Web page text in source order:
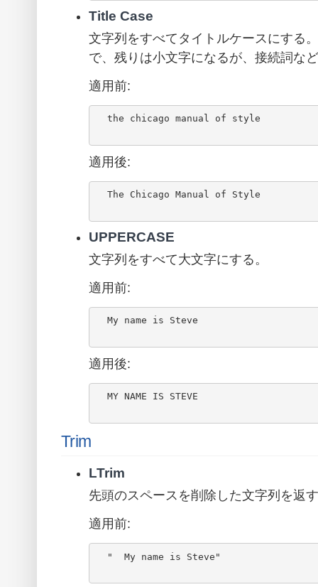
Title Case
文字列をすべてタイトルケースにする
で、残りは小文字になるが、接続詞な
適用前:
  the chicago manual of style
適用後:
  The Chicago Manual of Style
UPPERCASE
文字列をすべて大文字にする。
適用前:
  My name is Steve
適用後:
  MY NAME IS STEVE
Trim
LTrim
先頭のスペースを削除した文字列を返
適用前: